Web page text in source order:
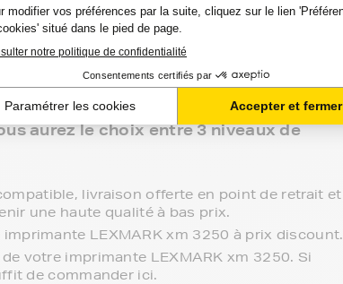
professionnels avec ses toners compatibles
FranceToner est la référence. Nous
grandes marques : Epson, HP, Canon,
et même les moins connues !
aurez le choix entre 3 niveaux de
livraison offerte en point de retrait et
une haute qualité à bas prix.
LEXMARK xm 3250 à prix discount.
votre imprimante LEXMARK xm 3250. Si
de commander ici.